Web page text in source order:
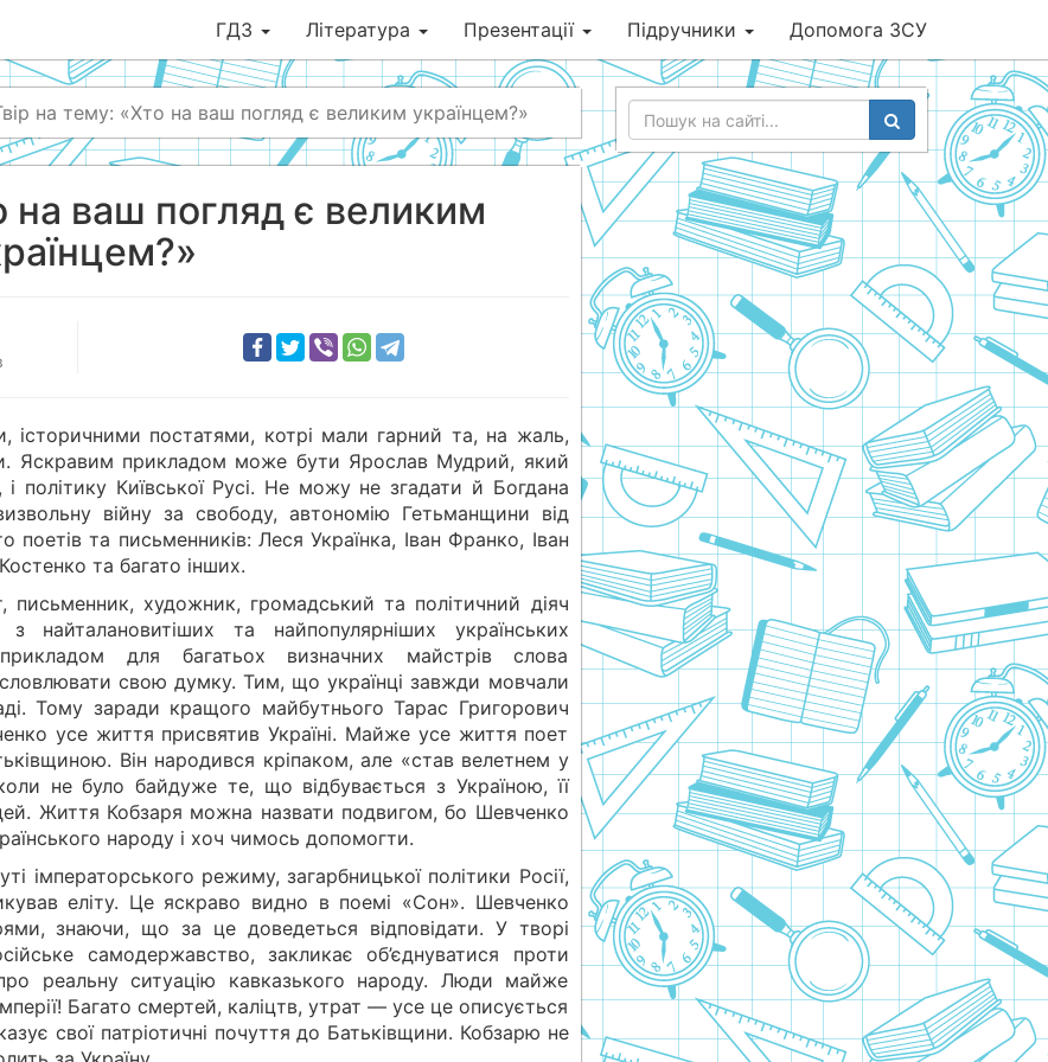
ГДЗ Література Презентації Підручники Допомога ЗСУ
на тему: «Хто на ваш погляд є великим українцем?»
на ваш погляд є великим
історичними постатями, котрі мали гарний та, на жаль,
Яскравим прикладом може бути Ярослав Мудрий, який
політику Київської Русі. Не можу не згадати й Богдана
війну за свободу, автономію Гетьманщини від
поетів та письменників: Леся Українка, Іван Франко, Іван
та багато інших.
художник, громадський та політичний діяч
та найпопулярніших українських
для багатьох визначних майстрів слова
свою думку. Тим, що українці завжди мовчали
Тому заради кращого майбутнього Тарас Григорович
усе життя присвятив Україні. Майже усе життя поет
Він народився кріпаком, але «став велетнем у
не було байдуже те, що відбувається з Україною, її
Життя Кобзаря можна назвати подвигом, бо Шевченко
народу і хоч чимось допомогти.
імператорського режиму, загарбницької політики Росії,
еліту. Це яскраво видно в поемі «Сон». Шевченко
знаючи, що за це доведеться відповідати. У творі
самодержавство, закликає об’єднуватися проти
реальну ситуацію кавказького народу. Люди майже
Багато смертей, каліцтв, утрат — усе це описується
свої патріотичні почуття до Батьківщини. Кобзарю не